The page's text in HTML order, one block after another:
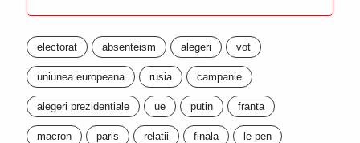
electorat absenteism alegeri vot
uniunea europeana rusia campanie
alegeri prezidentiale ue putin franta
macron paris relatii finala le pen